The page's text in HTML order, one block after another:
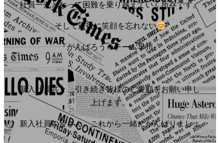
社員一丸となって困難を乗り越えていく所存です。
そして最後に笑顔を忘れない
『がんばろう！チーム早川』
新入社員共々、引き続き皆様のご愛顧をお願い申し
上げます。
新入社員の皆さん、これから一緒にがんばりましょ
う。